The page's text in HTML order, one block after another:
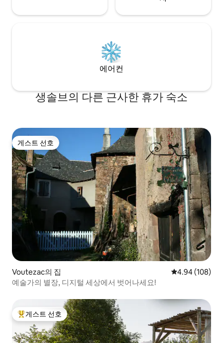
에어컨
생솔브의 다른 근사한 휴가 숙소
게스트 선호
게스트 선호
Voutezac의 집 평점 4.94점(5
4.94 (108)
예술가의 별장, 디지털 세상에서 벗어나세요!
상위 게스트 선호
게스트 선호